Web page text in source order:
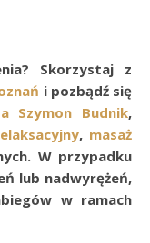
Skorzystaj z
i pozbądź się
Szymon Budnik,
, masaż
W przypadku
lub nadwyrężeń,
w ramach